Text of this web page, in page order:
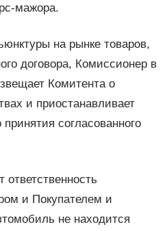
мажора.
на рынке товаров,
договора, Комиссионер в
Комитента о
и приостанавливает
согласованного
ответственность
и Покупателем и
не находится